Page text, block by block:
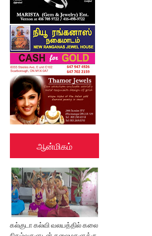
ஆன்மிகம்
கல்குடா கல்வி வலயத்தில் கலை